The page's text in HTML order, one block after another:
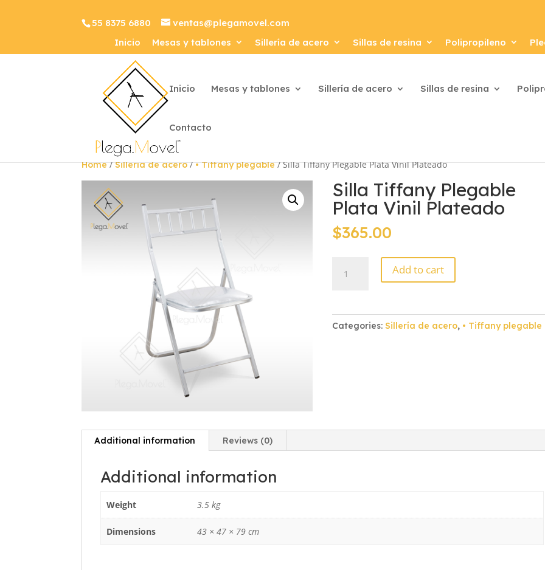
55 8375 6880
ventas@plegamovel.com
Inicio
Mesas y tablones Sillería de acero Sillas de resina Polipropileno
Inicio Mesas y tablones Sillería de acero Sillas de resina
Contacto
Home/Sillería de acero/• Tiffany plegable/ Silla Tiffany Plegable Plata Vinil Plateado
Silla Tiffany Plegable
Plata Vinil Plateado
$365.00
Tiffany
Plateado
Add to cart
Categories:Sillería de acero, • Tiffany plegable
Additional information Reviews (0)
Additional information
Weight 3.5 kg
Dimensions 43 × 47 × 79 cm